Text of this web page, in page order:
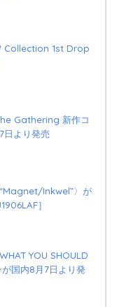
Collection 1st Drop
Gathering 新作コ
日より発売
Inkwel”〉が
］
YOU SHOULD
国内8月7日より発